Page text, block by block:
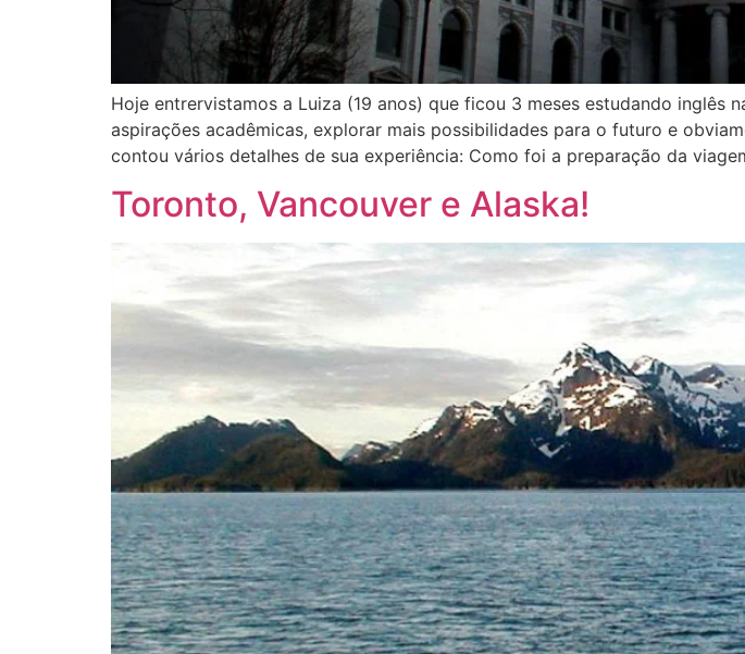
Hoje entrervistamos a Luiza (19 anos) que ficou 3 meses estudando inglês
aspirações acadêmicas, explorar mais possibilidades para o futuro e
contou vários detalhes de sua experiência: Como foi a preparação da
Toronto, Vancouver e Alaska!